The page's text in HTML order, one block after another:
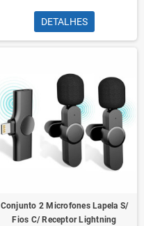
DETALHES
Conjunto 2 Microfones Lapela S/
Fios C/ Receptor Lightning